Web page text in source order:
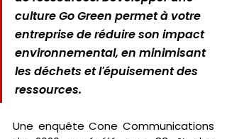
culture Go Green permet à votre
entreprise de réduire son impact
environnemental, en minimisant
les déchets et l'épuisement des
ressources.
Une enquête Cone Communications